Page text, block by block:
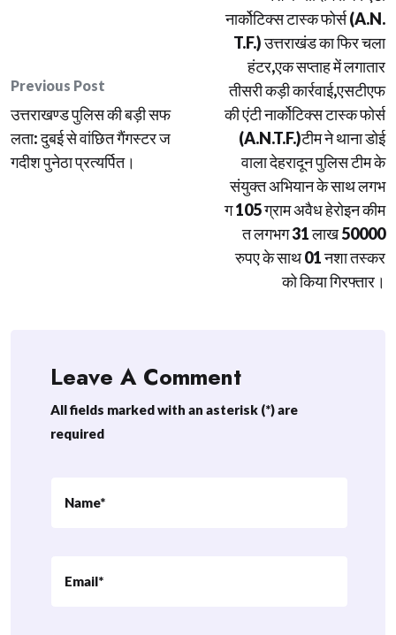
Previous Post
उत्तराखण्ड पुलिस की बड़ी सफ
लता: दुबई से वांछित गैंगस्टर ज
गदीश पुनेठा प्रत्यर्पित।
नार्कोटिक्स टास्क फोर्स (A.N.
T.F.) उत्तराखंड का फिर चला
हंटर,एक सप्ताह में लगातार
तीसरी कड़ी कार्रवाई,एसटीएफ
की एंटी नार्कोटिक्स टास्क फोर्स
(A.N.T.F.)टीम ने थाना डोई
वाला देहरादून पुलिस टीम के
संयुक्त अभियान के साथ लगभ
ग 105 ग्राम अवैध हेरोइन कीम
त लगभग 31 लाख 50000
रुपए के साथ 01 नशा तस्कर
को किया गिरफ्तार।
Leave A Comment
All fields marked with an asterisk (*) are
required